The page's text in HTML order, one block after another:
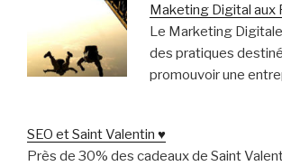
Maketing Digital aux
Le Marketing
des pratiques
promouvoir une
SEO et Saint Valentin ♥
Près de 30% des cadeaux de Saint